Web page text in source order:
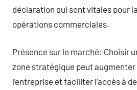
déclaration qui sont vitales pour
opérations commerciales.
Présence sur le marché: Choisir
zone stratégique peut
l’entreprise et faciliter l’accès à